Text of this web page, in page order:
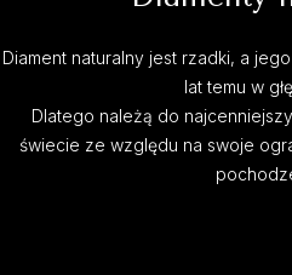
Diament naturalny jest rzadki, a
lat temu w
Dlatego należą do
świecie ze względu na swoje